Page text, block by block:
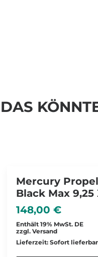
DAS
Mercury
Black Max 9,25
148,00 €
Enthält 19% MwSt. DE
zzgl. Versand
Lieferzeit: Sofort lieferbar